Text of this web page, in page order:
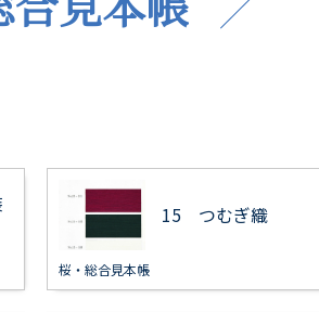
15 つむぎ織
桜・総合見本帳